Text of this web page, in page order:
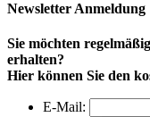
Newsletter Anmeldung
Sie möchten
erhalten?
Hier können Sie den
E-Mail: